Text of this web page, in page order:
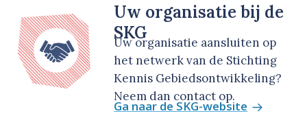
Uw organisatie bij de
SKG
Uw organisatie aansluiten op
het netwerk van de Stichting
Kennis Gebiedsontwikkeling?
Neem dan contact op.
Ga naar de SKG-website